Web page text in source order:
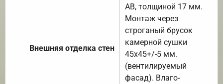
Внешняя отделка стен
АВ, толщиной 17 мм.
Монтаж через
строганый брусок
камерной сушки
45х45+/-5 мм.
(вентилируемый
фасад). Влаго-